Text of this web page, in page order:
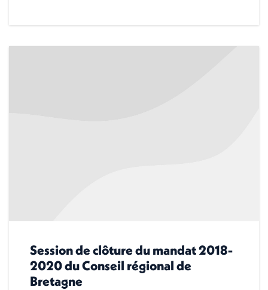
Session de clôture du mandat 2018-
2020 du Conseil régional de
Bretagne